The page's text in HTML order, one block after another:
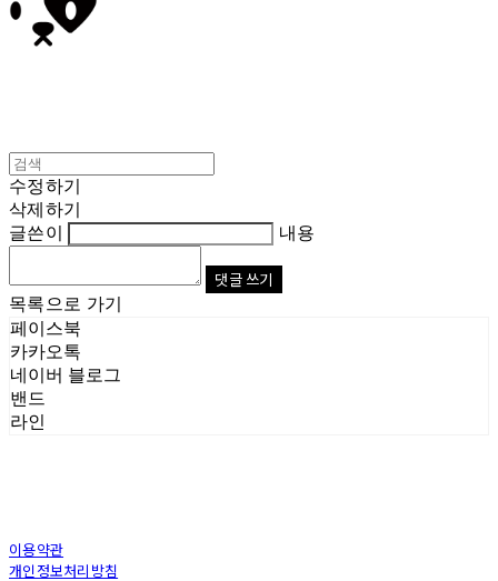
수정하기
삭제하기
글쓴이
내용
댓글 쓰기
목록으로 가기
페이스북
카카오톡
네이버 블로그
밴드
라인
이용약관
개인정보처리방침